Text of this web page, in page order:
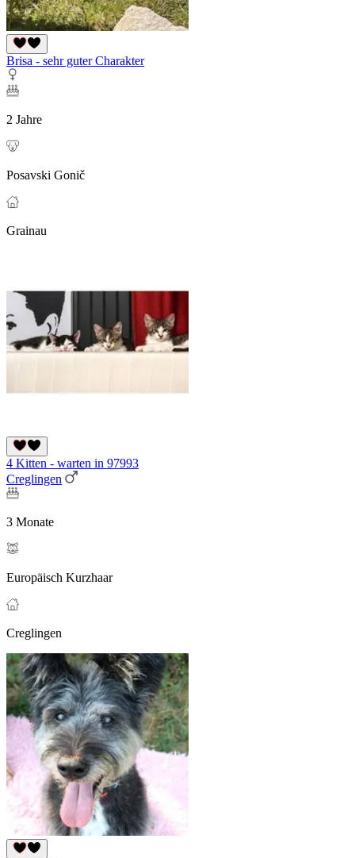
Brisa - sehr guter Charakter
2 Jahre
Posavski Gonič
Grainau
4 Kitten - warten in 97993
Creglingen
3 Monate
Europäisch Kurzhaar
Creglingen